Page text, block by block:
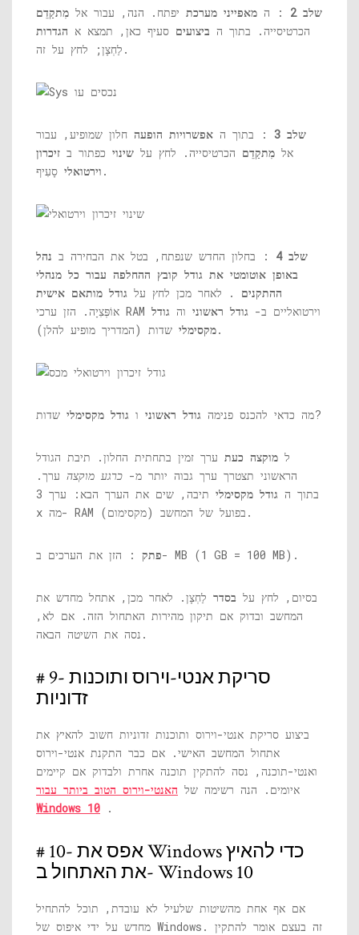
שלב 2 : ה מאפייני מערכת יפתח. הנה, עבור אל מִתקַדֵם
הכרטיסייה. בתוך ה ביצועים סעיף כאן, תמצא א הגדרות
לַחְצָן; לחץ על זה.
שלב 3 : בתוך ה אפשרויות הופעה חלון שמופיע, עבור
אל מִתקַדֵם הכרטיסייה. לחץ על שינוי כפתור ב זיכרון
וירטואלי סָעִיף.
שלב 4 : בחלון החדש שנפתח, בטל את הבחירה ב נהל
באופן אוטומטי את גודל קובץ ההחלפה עבור כל מנהלי
ההתקנים . לאחר מכן לחץ על גודל מותאם אישית
אוֹפְּצִיָה. הזן ערכי RAM וירטואליים ב- גודל ראשוני וה גודל
מקסימלישדות (המדריך מופיע להלן).
מה כדאי להכנס פנימה גודל ראשוני ו גודל מקסימלי שדות?
ל מוקצה כעת ערך זמין בתחתית החלון. תיבת הגודל
הראשוני תצטרך ערך גבוה יותר מ- כרגע מוקצה ערך.
בתוך ה גודל מקסימלי
תיבה, שים את הערך הבא: ערך 3
x מה- RAM (מקסימום) בפועל של המחשב.
פתק: הזן את הערכים ב- MB (1 GB = 100 MB).
בסיום, לחץ על בסדר לַחְצָן. לאחר מכן, אתחל מחדש את
המחשב ובדוק אם תיקון מהירות האתחול הזה. אם לא,
נסה את השיטה הבאה.
# 9- סריקת אנטי-וירוס ותוכנות
זדוניות
ביצוע סריקת אנטי-וירוס ותוכנות זדוניות חשוב להאיץ את
אתחול המחשב האישי. אם כבר התקנת אנטי-וירוס
ואנטי-תוכנה, נסה להתקין תוכנה אחרת ולבדוק אם קיימים
איומים. הנה רשימה של האנטי-וירוס הטוב ביותר עבור
Windows 10 .
# 10- אפס את Windows כדי להאיץ
את האתחול ב- Windows 10
אם אף אחת מהשיטות שלעיל לא עובדת, תוכל להתחיל
מחדש על ידי איפוס של Windows. זה בעצם אומר להתקין